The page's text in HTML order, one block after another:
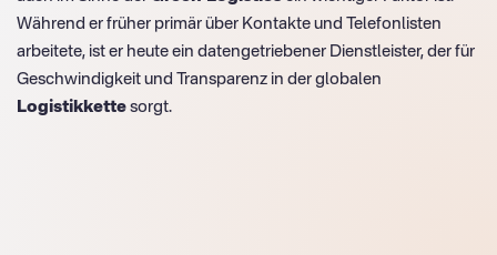
Während er früher primär über Kontakte und Telefonlisten
arbeitete, ist er heute ein datengetriebener Dienstleister, der für
Geschwindigkeit und Transparenz in der globalen
Logistikkette sorgt.